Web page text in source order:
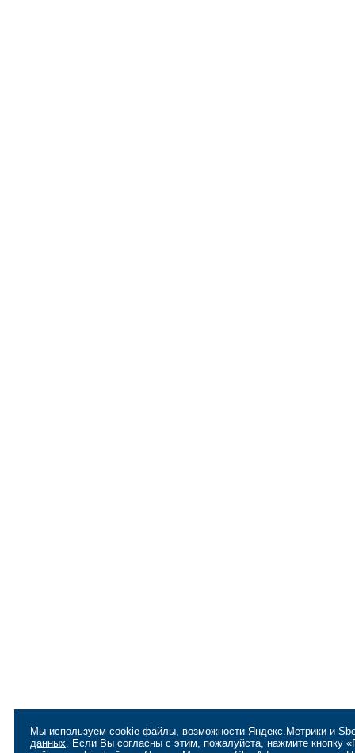
Мы используем cookie-файлы, возможности Яндекс.Метрики и
данных. Если Вы согласны с этим, пожалуйста, нажмите кнопку